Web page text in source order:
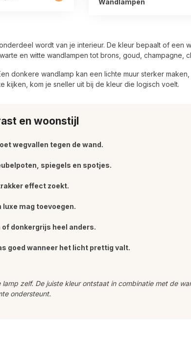
wordt van je interieur. De kleur bepaalt of een
en witte wandlampen tot brons, goud, champagne,
donkere wandlamp kan een lichte muur sterker
kijken, kom je sneller uit bij de kleur die logisch voelt.
en woonstijl
wegvallen tegen de wand.
spiegels en spotjes.
effect zoekt.
mag toevoegen.
donkergrijs heel anders.
goed wanneer het licht prettig valt.
zelf. De juiste kleur ontstaat in combinatie met de
ondersteunt.